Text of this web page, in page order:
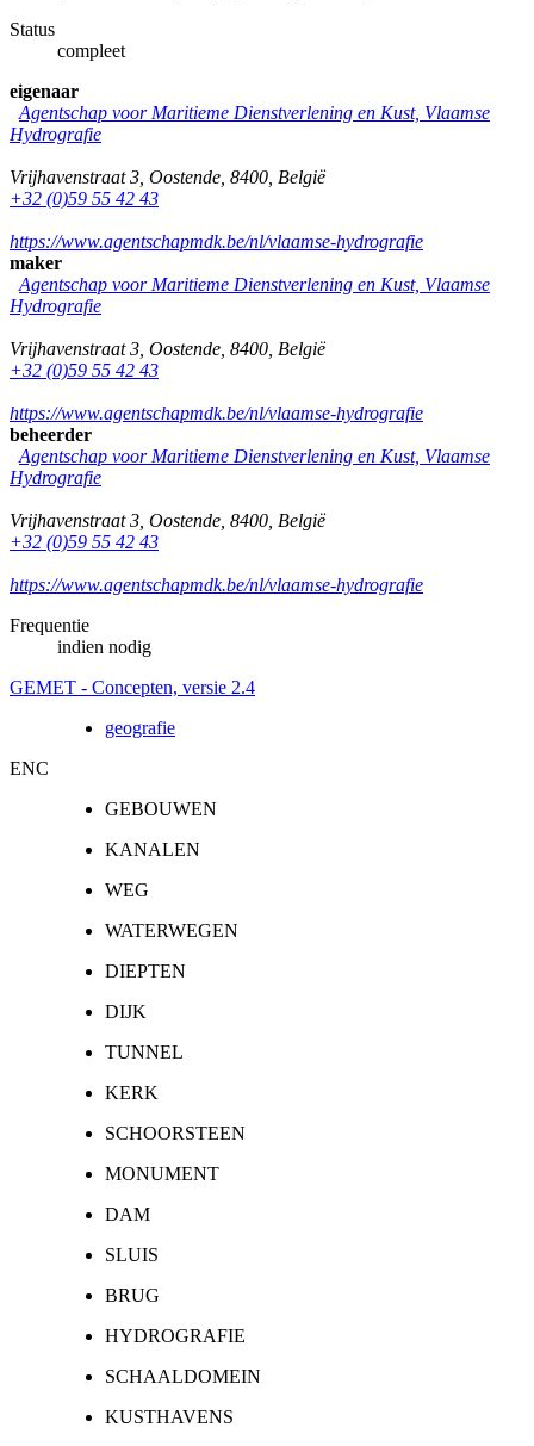
Status
compleet
eigenaar
Agentschap voor Maritieme Dienstverlening en Kust, Vlaamse
Hydrografie
Vrijhavenstraat 3 Oostende 8400 België
+32 (0)59 55 42 43
https://www.agentschapmdk.be/nl/vlaamse-hydrografie
maker
Agentschap voor Maritieme Dienstverlening en Kust, Vlaamse
Hydrografie
Vrijhavenstraat 3 Oostende 8400 België
+32 (0)59 55 42 43
https://www.agentschapmdk.be/nl/vlaamse-hydrografie
beheerder
Agentschap voor Maritieme Dienstverlening en Kust, Vlaamse
Hydrografie
Vrijhavenstraat 3 Oostende 8400 België
+32 (0)59 55 42 43
https://www.agentschapmdk.be/nl/vlaamse-hydrografie
Frequentie
indien nodig
GEMET - Concepten, versie 2.4
geografie
ENC
GEBOUWEN
KANALEN
WEG
WATERWEGEN
DIEPTEN
DIJK
TUNNEL
KERK
SCHOORSTEEN
MONUMENT
DAM
SLUIS
BRUG
HYDROGRAFIE
SCHAALDOMEIN
KUSTHAVENS